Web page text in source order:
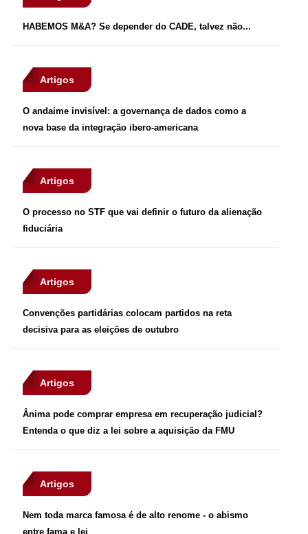
HABEMOS M&A? Se depender do CADE, talvez não...
Artigos
O andaime invisível: a governança de dados como a
nova base da integração ibero-americana
Artigos
O processo no STF que vai definir o futuro da alienação
fiduciária
Artigos
Convenções partidárias colocam partidos na reta
decisiva para as eleições de outubro
Artigos
Ânima pode comprar empresa em recuperação judicial?
Entenda o que diz a lei sobre a aquisição da FMU
Artigos
Nem toda marca famosa é de alto renome - o abismo
entre fama e lei